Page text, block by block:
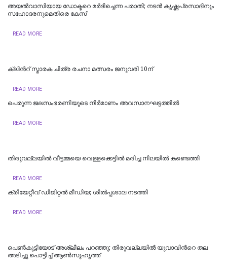
അയല്‍വാസിയായ ഡോക്ടറെ മർദിച്ചെന്ന പരാതി; നടൻ കൃഷ്ണപ്രസാദിനും
സഹോദരനുമെതിരെ കേസ്
READ MORE
ക്ലിന്‍റ് സ്മാരക ചിത്ര രചനാ മത്സരം ജനുവരി 10ന്
READ MORE
പെരുന്ന ജലസംഭരണിയുടെ നിര്‍മാണം അവസാനഘട്ടത്തില്‍
READ MORE
തിരുവല്ലയില്‍ വീട്ടമ്മയെ വെള്ളക്കെട്ടിൽ മരിച്ച നിലയിൽ കണ്ടെത്തി
READ MORE
ക്രിയേറ്റീവ് ഡിജിറ്റല്‍ മീഡിയ; ശില്‍പ്പശാല നടത്തി
READ MORE
പെൺകുട്ടിയോട് അശ്ലീലം പറഞ്ഞു; തിരുവല്ലയിൽ യുവാവിന്‍റെ തല
അടിച്ചു പൊട്ടിച്ച് ആൺസുഹൃത്ത്